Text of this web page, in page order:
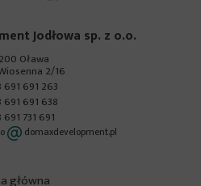
Jodłowa sp. z o.o.
Oława
2/16
691 263
691 638
731 691
domaxdevelopment.pl
główna